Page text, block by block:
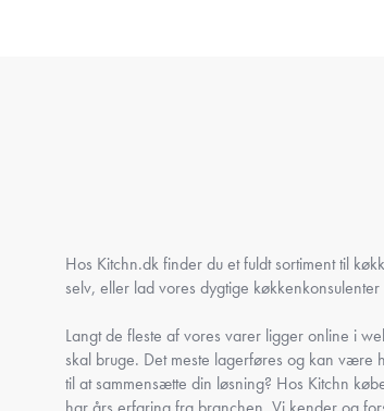
Hos Kitchn.dk finder du et fuldt sortiment til
selv, eller lad vores dygtige
Langt de fleste af vores varer ligger online i
skal bruge. Det meste lagerføres og kan
til at sammensætte din løsning? Hos Kitchn